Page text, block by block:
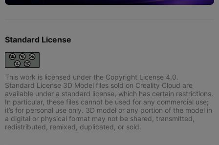
Standard License
This work is licensed under the Copyright License 4.0.
Standard License 3D Model files sold on Creality Cloud are
available under a standard license, which has certain restrictions.
In particular, these files cannot be used for any commercial use;
it’s for personal use only. 3D model or any portion of the model in
a digital or physical format may not be shared, transmitted,
redistributed, remixed, duplicated, or sold.